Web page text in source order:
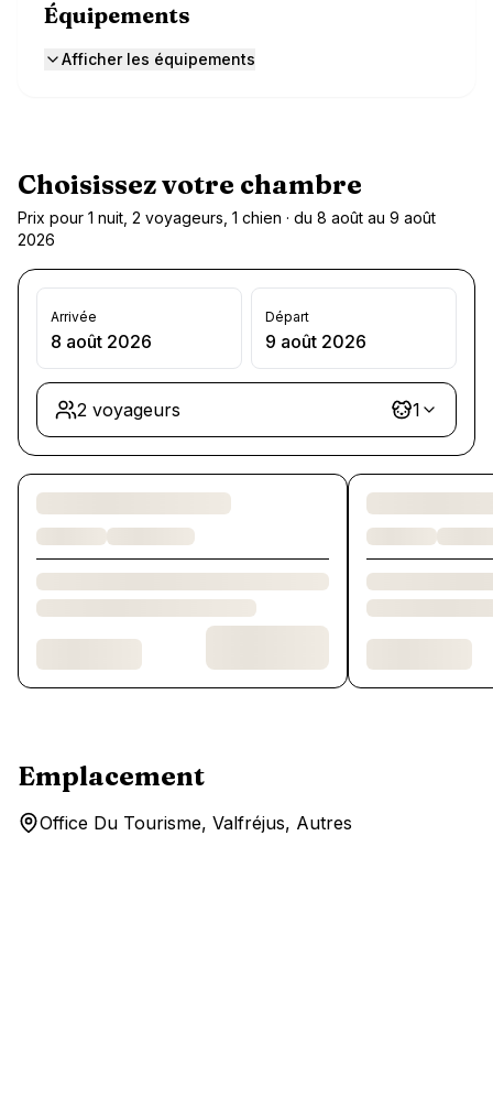
Équipements
Afficher les équipements
Choisissez votre chambre
Prix pour 1 nuit, 2 voyageurs, 1 chien · du 8 août au 9 août
2026
Arrivée
8 août 2026
Départ
9 août 2026
2 voyageurs 1
Chargement des chambres et des formules…
Emplacement
Office Du Tourisme, Valfréjus, Autres